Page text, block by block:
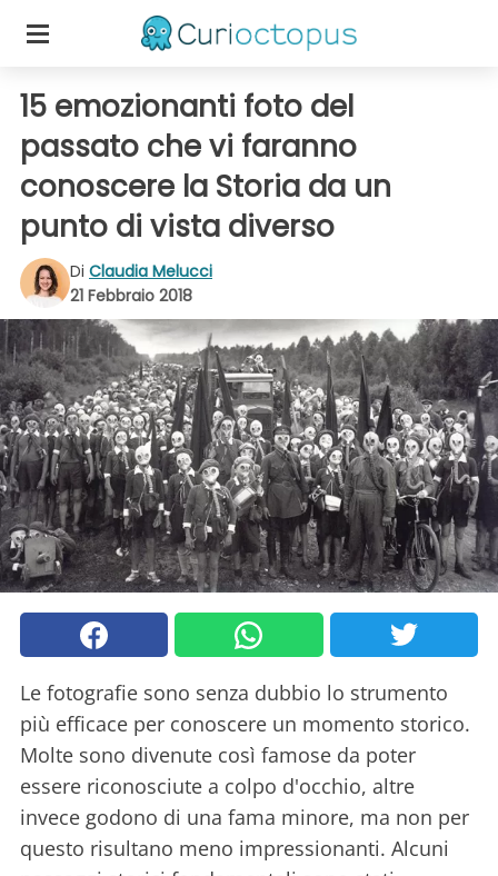
15 emozionanti foto del
passato che vi faranno
conoscere la Storia da un
punto di vista diverso
Di Claudia Melucci
21 Febbraio 2018
Le fotografie sono senza dubbio lo strumento
più efficace per conoscere un momento storico.
Molte sono divenute così famose da poter
essere riconosciute a colpo d'occhio, altre
invece godono di una fama minore, ma non per
questo risultano meno impressionanti. Alcuni